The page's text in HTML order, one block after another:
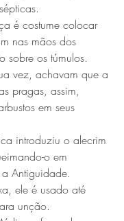
é costume colocar
nas mãos dos
sobre os túmulos.
vez, achavam que a
pragas, assim,
em seus
introduziu o alecrim
o em
Antiguidade.
ele é usado até
unção.